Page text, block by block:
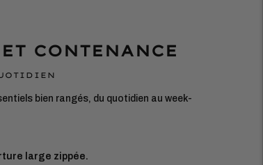
CONTENANCE
bien rangés, du quotidien au week-
large zippée.